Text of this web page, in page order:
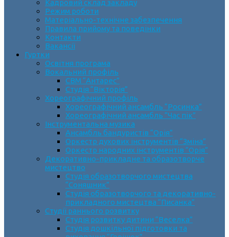
Кадровий склад закладу
Режим роботи
Матеріально-технічне забезпечення
Правила прийому та поведінки
Контакти
Вакансії
Гуртки
Освітня програма
Вокальний профіль
СВМ “Антарес”
Студія “Вікторія”
Хореографічний профіль
Хореографічний ансамбль “Росинка”
Хореографічний ансамбль “Час пік”
Інструментальна музика
Ансамбль бандуристів “Орія”
Оркестр духових інструментів “Зміна”
Оркестр народних інструментів “Орія”
Декоративно-прикладне та образотворче
мистецтво
Cтудія образотворчого мистецтва
“Соняшник”
Студія образотворчого та декоративно-
прикладного мистецтва “Писанка”
Студії раннього розвитку
Студія розвитку дитини “Веселка”
Студія дошкільної підготовки та